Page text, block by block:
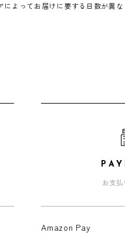
よってお届けに要する日数が異な
お支払
Amazon Pay